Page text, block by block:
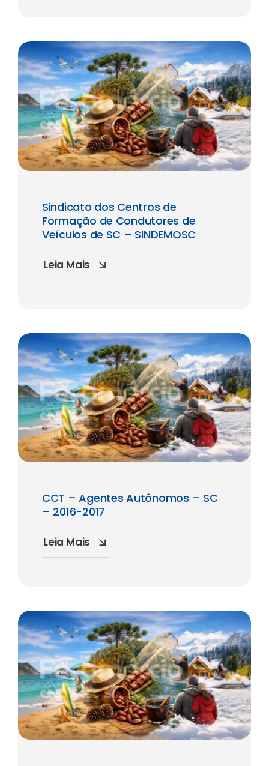
Sindicato dos Centros de
Formação de Condutores de
Veículos de SC – SINDEMOSC
Leia Mais
CCT – Agentes Autônomos – SC
– 2016-2017
Leia Mais